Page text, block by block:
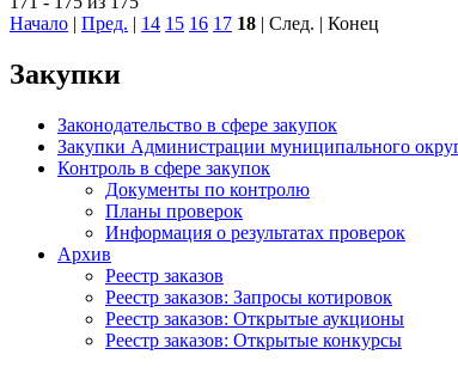
Начало | Пред. | 14 15 16 17 18 | След. | Конец
Закупки
Законодательство в сфере закупок
Закупки Администрации муниципального
Контроль в сфере закупок
Документы по контролю
Планы проверок
Информация о результатах проверок
Архив
Реестр заказов
Реестр заказов: Запросы котировок
Реестр заказов: Открытые аукционы
Реестр заказов: Открытые конкурсы